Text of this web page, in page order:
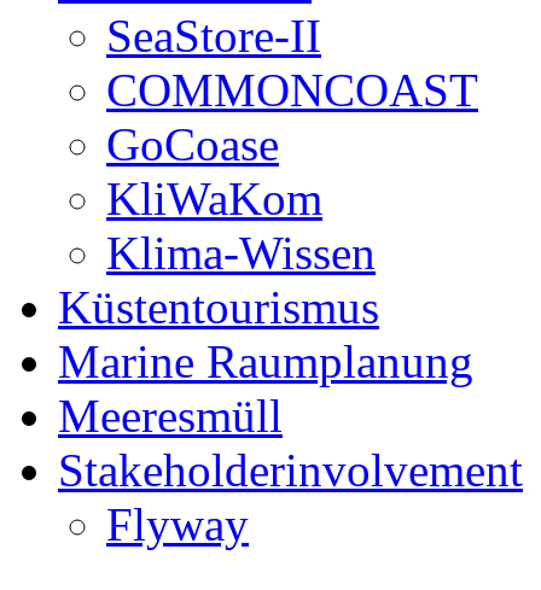
SeaStore-II
COMMONCOAST
GoCoase
KliWaKom
Klima-Wissen
Küstentourismus
Marine Raumplanung
Meeresmüll
Stakeholderinvolvement
Flyway